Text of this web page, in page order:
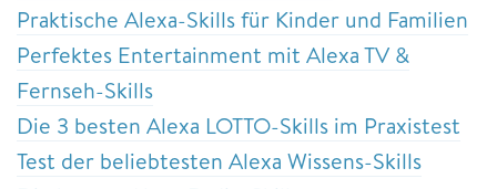
Praktische Alexa-Skills für Kinder und Familien
Perfektes Entertainment mit Alexa TV &
Fernseh-Skills
Die 3 besten Alexa LOTTO-Skills im Praxistest
Test der beliebtesten Alexa Wissens-Skills